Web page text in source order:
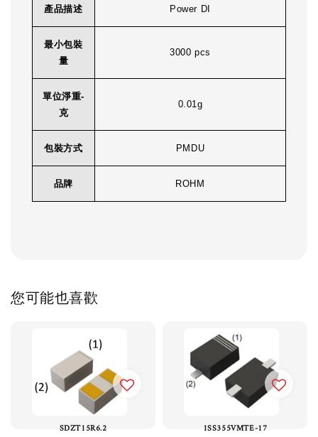
產品描述 Power DI
最小包裝
量
3000 pcs
單位淨重-
克
0.01g
包裝方式 PMDU
品牌 ROHM
您可能也喜歡
SDZT15R6.2 1SS355VMTE-17